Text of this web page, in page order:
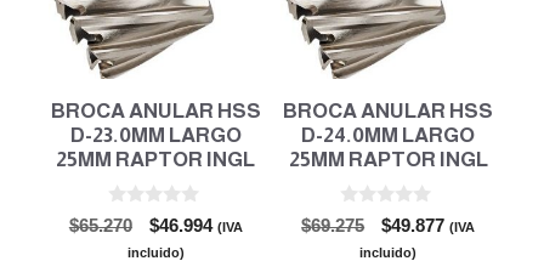
BROCA ANULAR HSS
D-23.0MM LARGO
25MM RAPTOR INGL
0
d
$65.270
El
precio
$46.994El(IVA
incluido)
BROCA ANULAR HSS
D-24.0MM LARGO
25MM RAPTOR INGL
0
d
$69.275
El
precio
$49.877El(IVA
incluido)